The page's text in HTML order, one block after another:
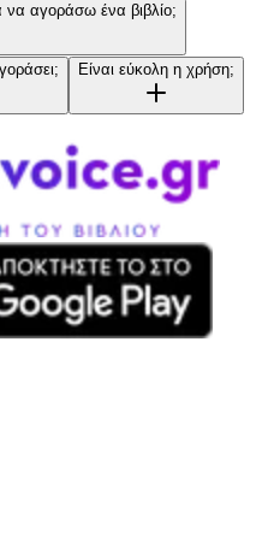
να αγοράσω ένα βιβλίο;
Είναι εύκολη η χρήση;